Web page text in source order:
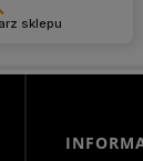
sklepu
gusta. Mamy